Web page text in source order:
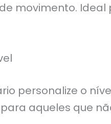
movimento.
personalize o
aqueles que